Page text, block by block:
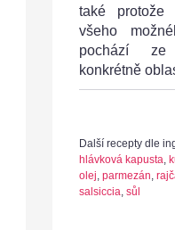
také protože
všeho
pochází
konkrétně
Další recepty dle
hlávková kapusta
olej parmezán
salsiccia sůl